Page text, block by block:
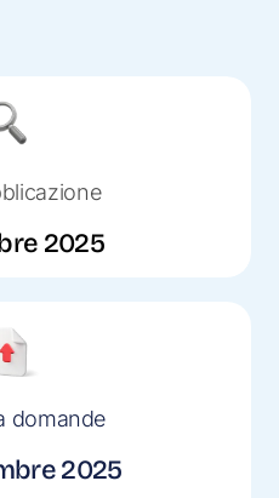
2025
domande
2025